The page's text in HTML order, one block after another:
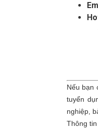
Nếu bạn
tuyển
nghiệp,
Thông